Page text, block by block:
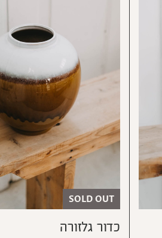
SOLD OUT
כדור גלזורה